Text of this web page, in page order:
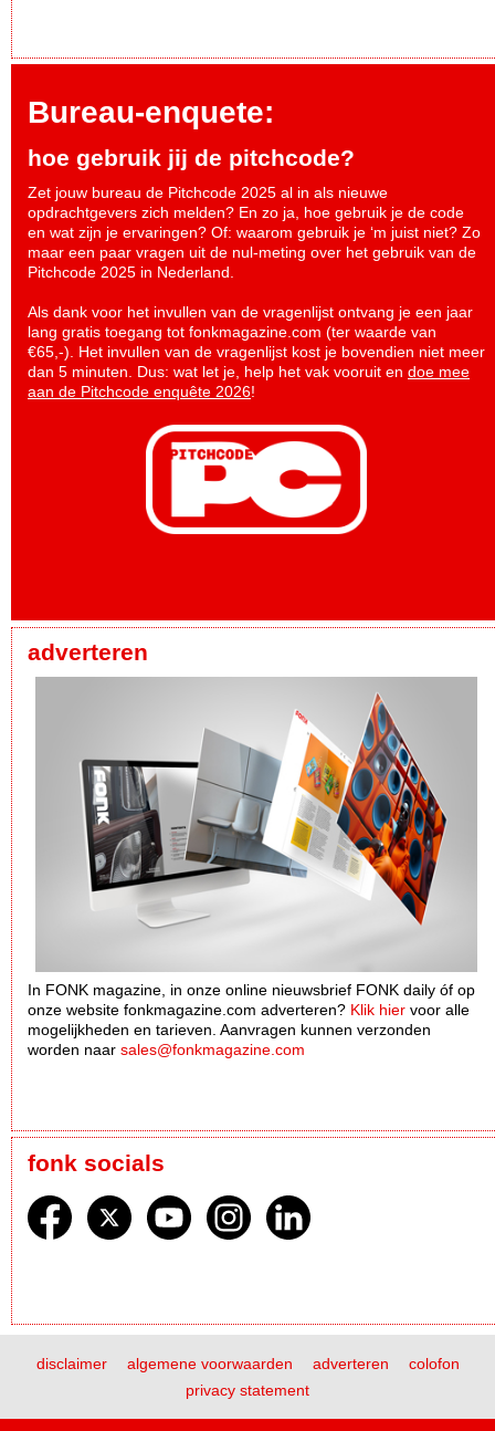
Bureau-enquete:
hoe gebruik jij de pitchcode?
Zet jouw bureau de Pitchcode 2025 al in als nieuwe
opdrachtgevers zich melden? En zo ja, hoe gebruik je de code
en wat zijn je ervaringen? Of: waarom gebruik je ‘m juist niet? Zo
maar een paar vragen uit de nul-meting over het gebruik van de
Pitchcode 2025 in Nederland.
Als dank voor het invullen van de vragenlijst ontvang je een jaar
lang gratis toegang tot fonkmagazine.com (ter waarde van
€65,-). Het invullen van de vragenlijst kost je bovendien niet meer
dan 5 minuten. Dus: wat let je, help het vak vooruit en doe mee
aan de Pitchcode enquête 2026!
adverteren
In FONK magazine, in onze online nieuwsbrief FONK daily óf op
onze website fonkmagazine.com adverteren? Klik hier voor alle
mogelijkheden en tarieven. Aanvragen kunnen verzonden
worden naar sales@fonkmagazine.com
fonk socials
disclaimer algemene voorwaarden adverteren
colofon
privacy statement